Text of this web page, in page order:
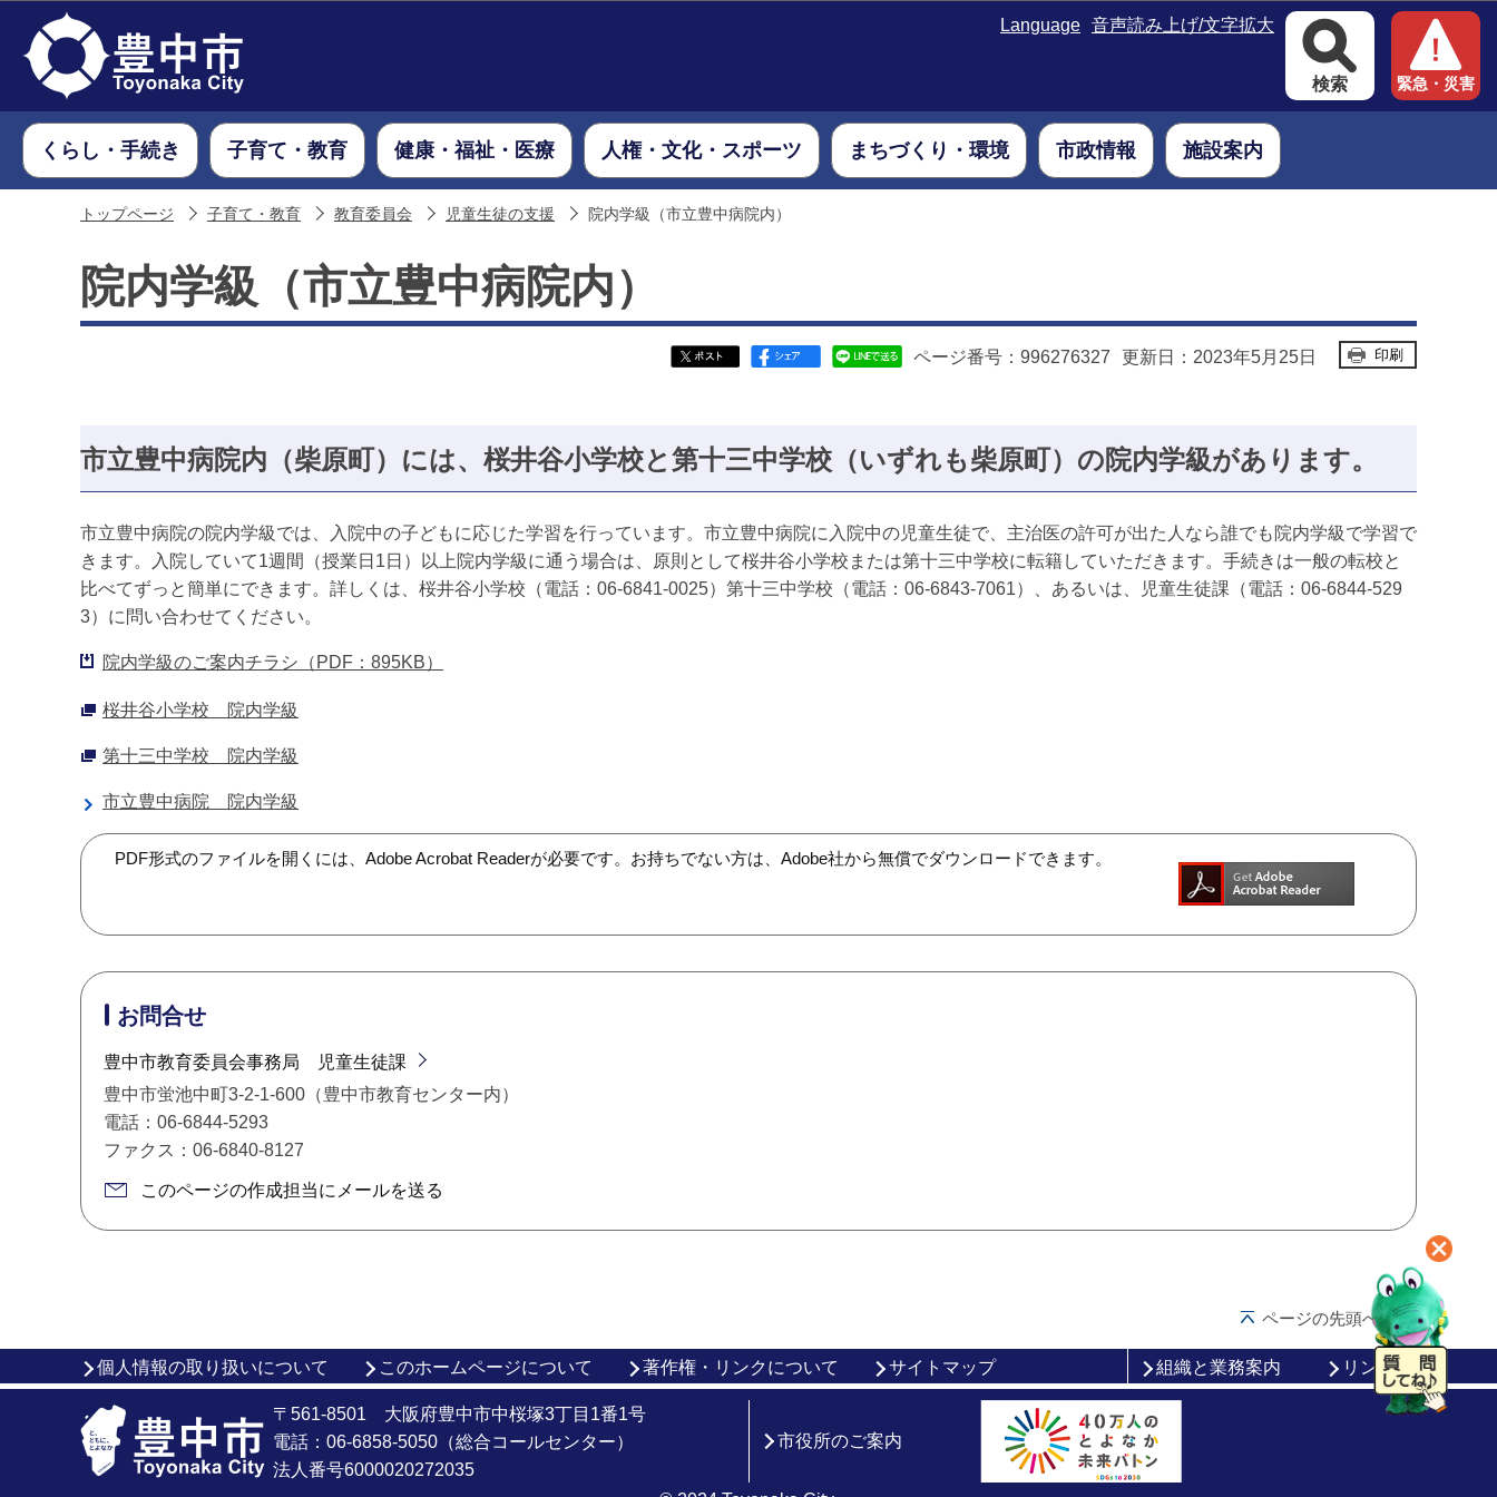
Language 音声読み上げ/文字拡大
検索 緊急・災害
くらし・手続き 子育て・教育 健康・福祉・医療 人権・文化・スポーツ まちづくり・環境 市政情報 施設案内
トップページ 子育て・教育 教育委員会 児童生徒の支援 院内学級（市立豊中病院内）
院内学級（市立豊中病院内）
ページ番号：996276327 更新日：2023年5月25日 印刷
市立豊中病院内（柴原町）には、桜井谷小学校と第十三中学校（いずれも柴原町）の院内学級があります。
市立豊中病院の院内学級では、入院中の子どもに応じた学習を行っています。市立豊中病院に入院中の児童生徒で、主治医の許可が出た人なら誰でも院内学級で学習で
きます。入院していて1週間（授業日1日）以上院内学級に通う場合は、原則として桜井谷小学校または第十三中学校に転籍していただきます。手続きは一般の転校と
比べてずっと簡単にできます。詳しくは、桜井谷小学校（電話：06-6841-0025）第十三中学校（電話：06-6843-7061）、あるいは、児童生徒課（電話：06-6844-529
3）に問い合わせてください。
院内学級のご案内チラシ（PDF：895KB）
桜井谷小学校 院内学級
第十三中学校 院内学級
市立豊中病院 院内学級
PDF形式のファイルを開くには、Adobe Acrobat Readerが必要です。お持ちでない方は、Adobe社から無償でダウンロードできます。
お問合せ
豊中市教育委員会事務局 児童生徒課
豊中市蛍池中町3-2-1-600（豊中市教育センター内）
電話：06-6844-5293
ファクス：06-6840-8127
このページの作成担当にメールを送る
ページの先頭へ戻る
個人情報の取り扱いについて このホームページについて 著作権・リンクについて サイトマップ 組織と業務案内 リンク集
〒561-8501 大阪府豊中市中桜塚3丁目1番1号
電話：06-6858-5050（総合コールセンター）
法人番号6000020272035
市役所のご案内